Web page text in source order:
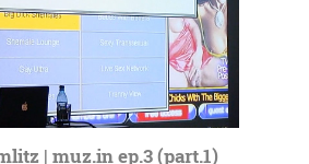
| muz.in ep.3 (part.1)